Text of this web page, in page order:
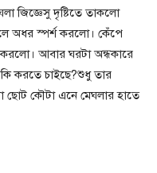
জিজ্ঞেসু দৃষ্টিতে তাকলো
অধর স্পর্শ করলো। কেঁপে
আবার ঘরটা অন্ধকারে
করতে চাইছে?শুধু তার
ছোট কৌটা এনে মেঘলার হাতে